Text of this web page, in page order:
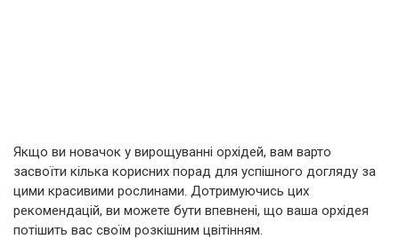
Якщо ви новачок у вирощуванні орхідей, вам варто
засвоїти кілька корисних порад для успішного догляду за
цими красивими рослинами. Дотримуючись цих
рекомендацій, ви можете бути впевнені, що ваша орхідея
потішить вас своїм розкішним цвітінням.